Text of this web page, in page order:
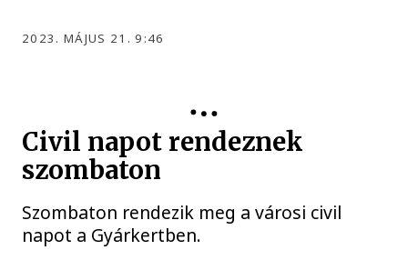
2023. MÁJUS 21. 9:46
Civil napot rendeznek
szombaton
Szombaton rendezik meg a városi civil
napot a Gyárkertben.